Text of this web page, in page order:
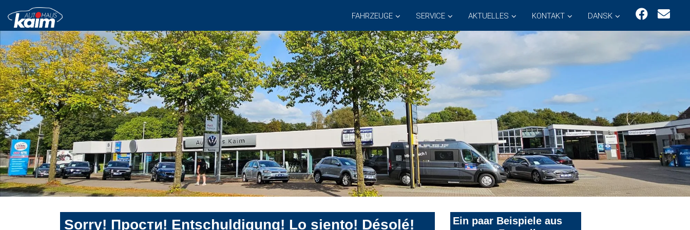
FAHRZEUGE SERVICE AKTUELLES KONTAKT DANSK
Sorry! Прости! Entschuldigung! Lo siento! Désolé!
Ein paar Beispiele aus